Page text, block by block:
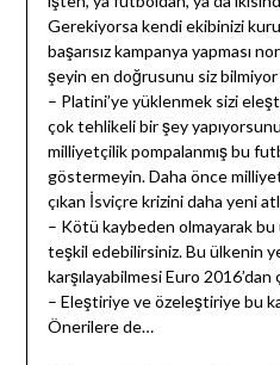
Gerekiyorsa kendi ekibinizi
başarısız kampanya yapması
şeyin en doğrusunu siz
– Platini’ye yüklenmek sizi
çok tehlikeli bir şey
milliyetçilik pompalanmış bu
göstermeyin. Daha önce
çıkan İsviçre krizini daha yeni
– Kötü kaybeden olmayarak
teşkil edebilirsiniz. Bu ülkenin
karşılayabilmesi Euro 2016’dan
– Eleştiriye ve özeleştiriye bu
Önerilere de…